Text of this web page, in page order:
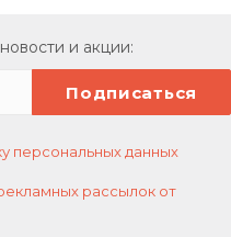
и акции:
персональных данных
рассылок от